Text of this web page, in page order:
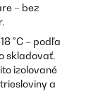
– bez
°C – podľa
skladovať.
izolované
a